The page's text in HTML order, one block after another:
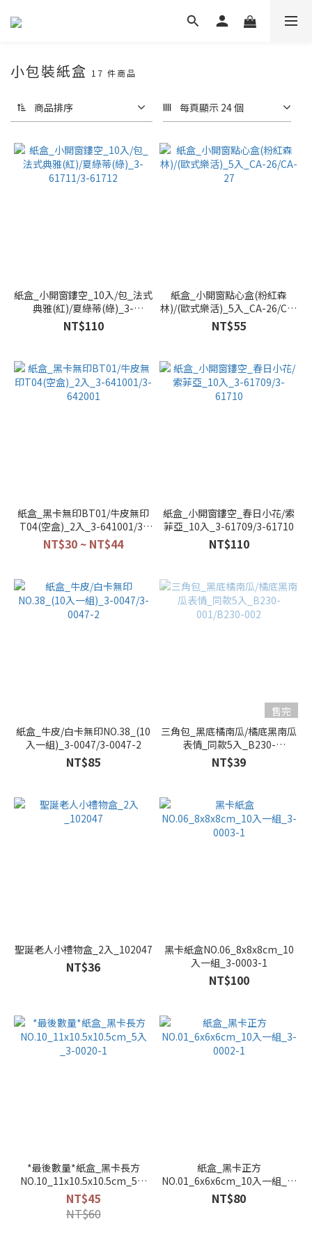
小包裝紙盒 17 件商品
商品排序 每頁顯示 24 個
紙盒_小開窗鏤空_10入/包_法式
典雅(紅)/夏綠蒂(綠)_3-
61711/3-61712
NT$110
紙盒_小開窗點心盒(粉紅森
林)/(歐式樂活)_5入_CA-26/CA-
27
NT$55
紙盒_黑卡無印BT01/牛皮無印
T04(空盒)_2入_3-641001/3-
642001
NT$30 ~ NT$44
紙盒_小開窗鏤空_春日小花/索
菲亞_10入_3-61709/3-61710
NT$110
紙盒_牛皮/白卡無印NO.38_(10
入一組)_3-0047/3-0047-2
NT$85
售完
三角包_黑底橘南瓜/橘底黑南瓜
表情_同款5入_B230-
001/B230-002
NT$39
聖誕老人小禮物盒_2入_102047
NT$36
黑卡紙盒NO.06_8x8x8cm_10
入一組_3-0003-1
NT$100
*最後數量*紙盒_黑卡長方
NO.10_11x10.5x10.5cm_5入
_3-0020-1
NT$45
NT$60
紙盒_黑卡正方
NO.01_6x6x6cm_10入一組_3-
0002-1
NT$80